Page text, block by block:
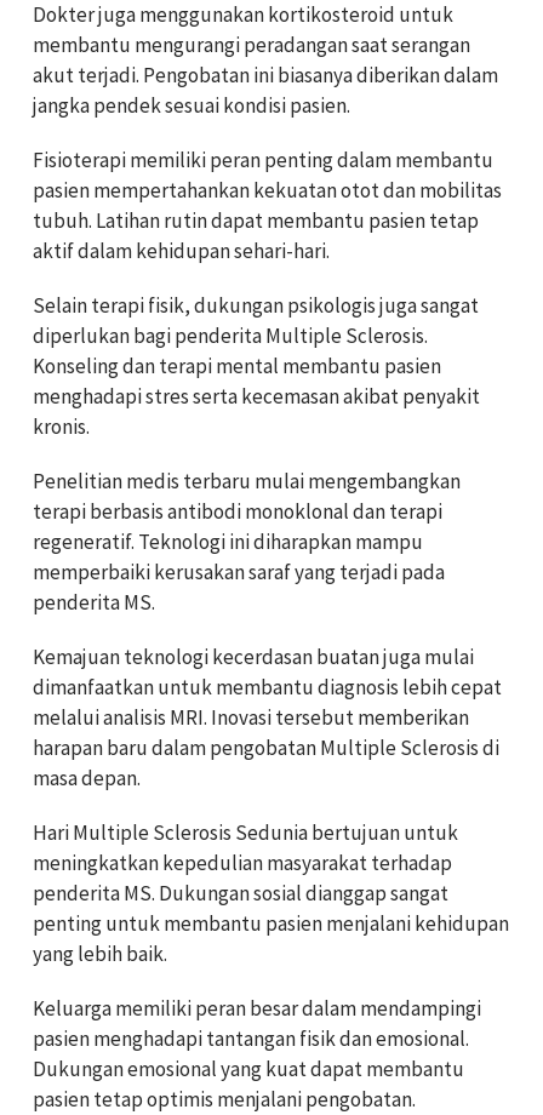
Dokter juga menggunakan kortikosteroid untuk
membantu mengurangi peradangan saat serangan
akut terjadi. Pengobatan ini biasanya diberikan dalam
jangka pendek sesuai kondisi pasien.
Fisioterapi memiliki peran penting dalam membantu
pasien mempertahankan kekuatan otot dan mobilitas
tubuh. Latihan rutin dapat membantu pasien tetap
aktif dalam kehidupan sehari-hari.
Selain terapi fisik, dukungan psikologis juga sangat
diperlukan bagi penderita Multiple Sclerosis.
Konseling dan terapi mental membantu pasien
menghadapi stres serta kecemasan akibat penyakit
kronis.
Penelitian medis terbaru mulai mengembangkan
terapi berbasis antibodi monoklonal dan terapi
regeneratif. Teknologi ini diharapkan mampu
memperbaiki kerusakan saraf yang terjadi pada
penderita MS.
Kemajuan teknologi kecerdasan buatan juga mulai
dimanfaatkan untuk membantu diagnosis lebih cepat
melalui analisis MRI. Inovasi tersebut memberikan
harapan baru dalam pengobatan Multiple Sclerosis di
masa depan.
Hari Multiple Sclerosis Sedunia bertujuan untuk
meningkatkan kepedulian masyarakat terhadap
penderita MS. Dukungan sosial dianggap sangat
penting untuk membantu pasien menjalani kehidupan
yang lebih baik.
Keluarga memiliki peran besar dalam mendampingi
pasien menghadapi tantangan fisik dan emosional.
Dukungan emosional yang kuat dapat membantu
pasien tetap optimis menjalani pengobatan.